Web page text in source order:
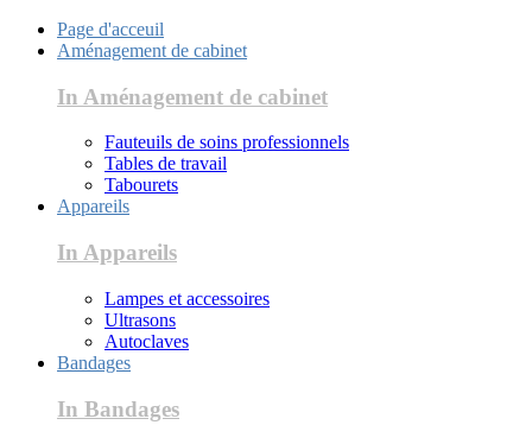
Page d'acceuil
Aménagement de cabinet
In Aménagement de cabinet
Fauteuils de soins professionnels
Tables de travail
Tabourets
Appareils
In Appareils
Lampes et accessoires
Ultrasons
Autoclaves
Bandages
In Bandages